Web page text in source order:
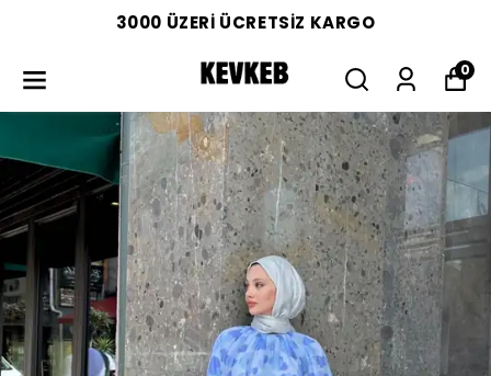
3000 ÜZERİ ÜCRETSİZ KARGO
0